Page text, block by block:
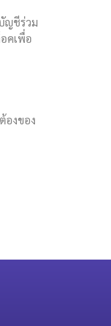
ญชีร่วม
คเพื่อ
องของ